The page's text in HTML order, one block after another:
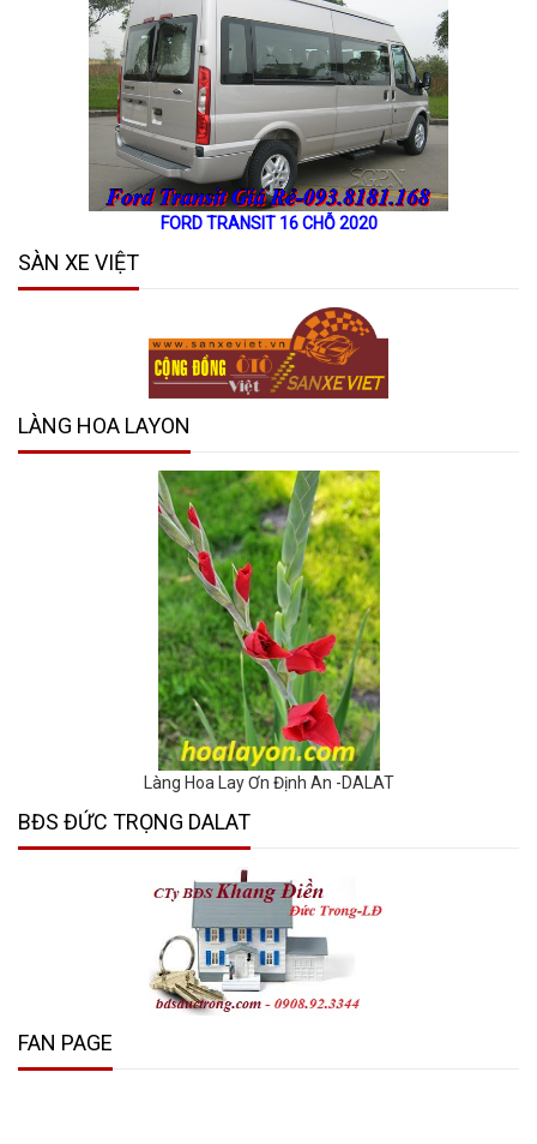
FORD TRANSIT 16 CHỖ 2020
SÀN XE VIỆT
LÀNG HOA LAYON
Làng Hoa Lay Ơn Định An -DALAT
BĐS ĐỨC TRỌNG DALAT
FAN PAGE